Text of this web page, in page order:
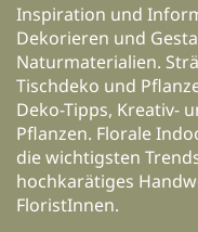
Inspiration und
Dekorieren und
Naturmaterialien.
Tischdeko und
Deko-Tipps, Kreativ-
Pflanzen. Florale
die wichtigsten
hochkarätiges
FloristInnen.